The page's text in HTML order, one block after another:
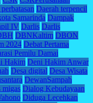
Daerah terpencil
Samarinda Dampak
IV Darlis Darlis
DBNKaltim DBON
2024 Debat Pertama
Pemilu Damai
Hakim Deni Hakim Anwar
Desa digital Desa Wisata
DewanSampah
migas Dialog Kebudayaan
Diduga Lecehkan